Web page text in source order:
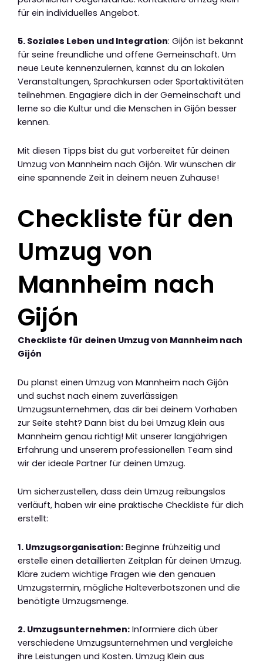
für ein individuelles Angebot.
5. Soziales Leben und Integration: Gijón ist bekannt
für seine freundliche und offene Gemeinschaft. Um
neue Leute kennenzulernen, kannst du an lokalen
Veranstaltungen, Sprachkursen oder Sportaktivitäten
teilnehmen. Engagiere dich in der Gemeinschaft und
lerne so die Kultur und die Menschen in Gijón besser
kennen.
Mit diesen Tipps bist du gut vorbereitet für deinen
Umzug von Mannheim nach Gijón. Wir wünschen dir
eine spannende Zeit in deinem neuen Zuhause!
Checkliste für den
Umzug von
Mannheim nach
Gijón
Checkliste für deinen Umzug von Mannheim nach
Gijón
Du planst einen Umzug von Mannheim nach Gijón
und suchst nach einem zuverlässigen
Umzugsunternehmen, das dir bei deinem Vorhaben
zur Seite steht? Dann bist du bei Umzug Klein aus
Mannheim genau richtig! Mit unserer langjährigen
Erfahrung und unserem professionellen Team sind
wir der ideale Partner für deinen Umzug.
Um sicherzustellen, dass dein Umzug reibungslos
verläuft, haben wir eine praktische Checkliste für dich
erstellt:
1. Umzugsorganisation: Beginne frühzeitig und
erstelle einen detaillierten Zeitplan für deinen Umzug.
Kläre zudem wichtige Fragen wie den genauen
Umzugstermin, mögliche Halteverbotszonen und die
benötigte Umzugsmenge.
2. Umzugsunternehmen: Informiere dich über
verschiedene Umzugsunternehmen und vergleiche
ihre Leistungen und Kosten. Umzug Klein aus